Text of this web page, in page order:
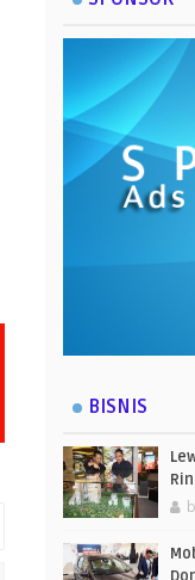
BISNIS